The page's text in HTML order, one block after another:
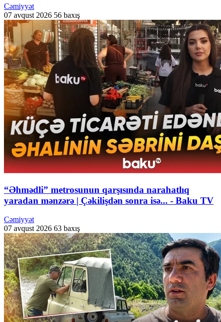
Cəmiyyət
07 avqust 2026 56 baxış
“Əhmədli” metrosunun qarşısında narahatlıq
yaradan mənzərə | Çəkilişdən sonra isə... - Baku TV
Cəmiyyət
07 avqust 2026 63 baxış